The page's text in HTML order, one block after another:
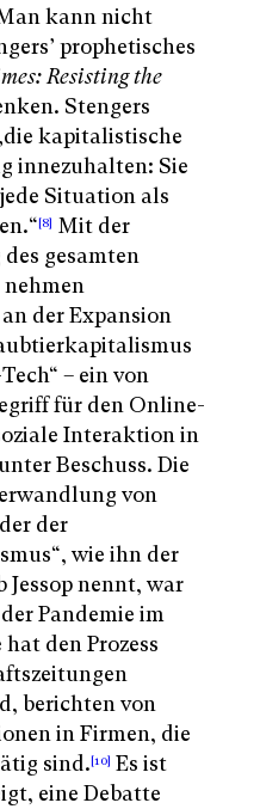
kann nicht
prophetisches
Resisting the
Stengers
kapitalistische
innezuhalten: Sie
Situation als
[8] Mit der
gesamten
der Expansion
– ein von
für den Online-
Interaktion in
Beschuss. Die
von
der
wie ihn der
nennt, war
Pandemie im
den Prozess
berichten von
in Firmen, die
sind.[10] Es ist
eine Debatte